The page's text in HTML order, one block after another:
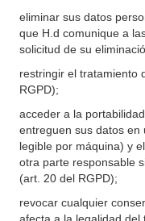
eliminar sus datos
que H.d comunique a
solicitud de su
restringir el tratamiento
RGPD);
acceder a la
entreguen sus datos
legible por máquina) y
otra parte responsable
(art. 20 del RGPD);
revocar cualquier